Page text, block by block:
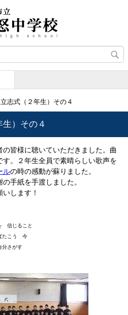
志式（２年生）その４
）その４
皆様に聴いていただきました。曲
。２年生全員で素晴らしい歌声を
ルの時の感動が蘇りました。
手紙を手渡しました。
します！
信じること
たこう 今
さがす